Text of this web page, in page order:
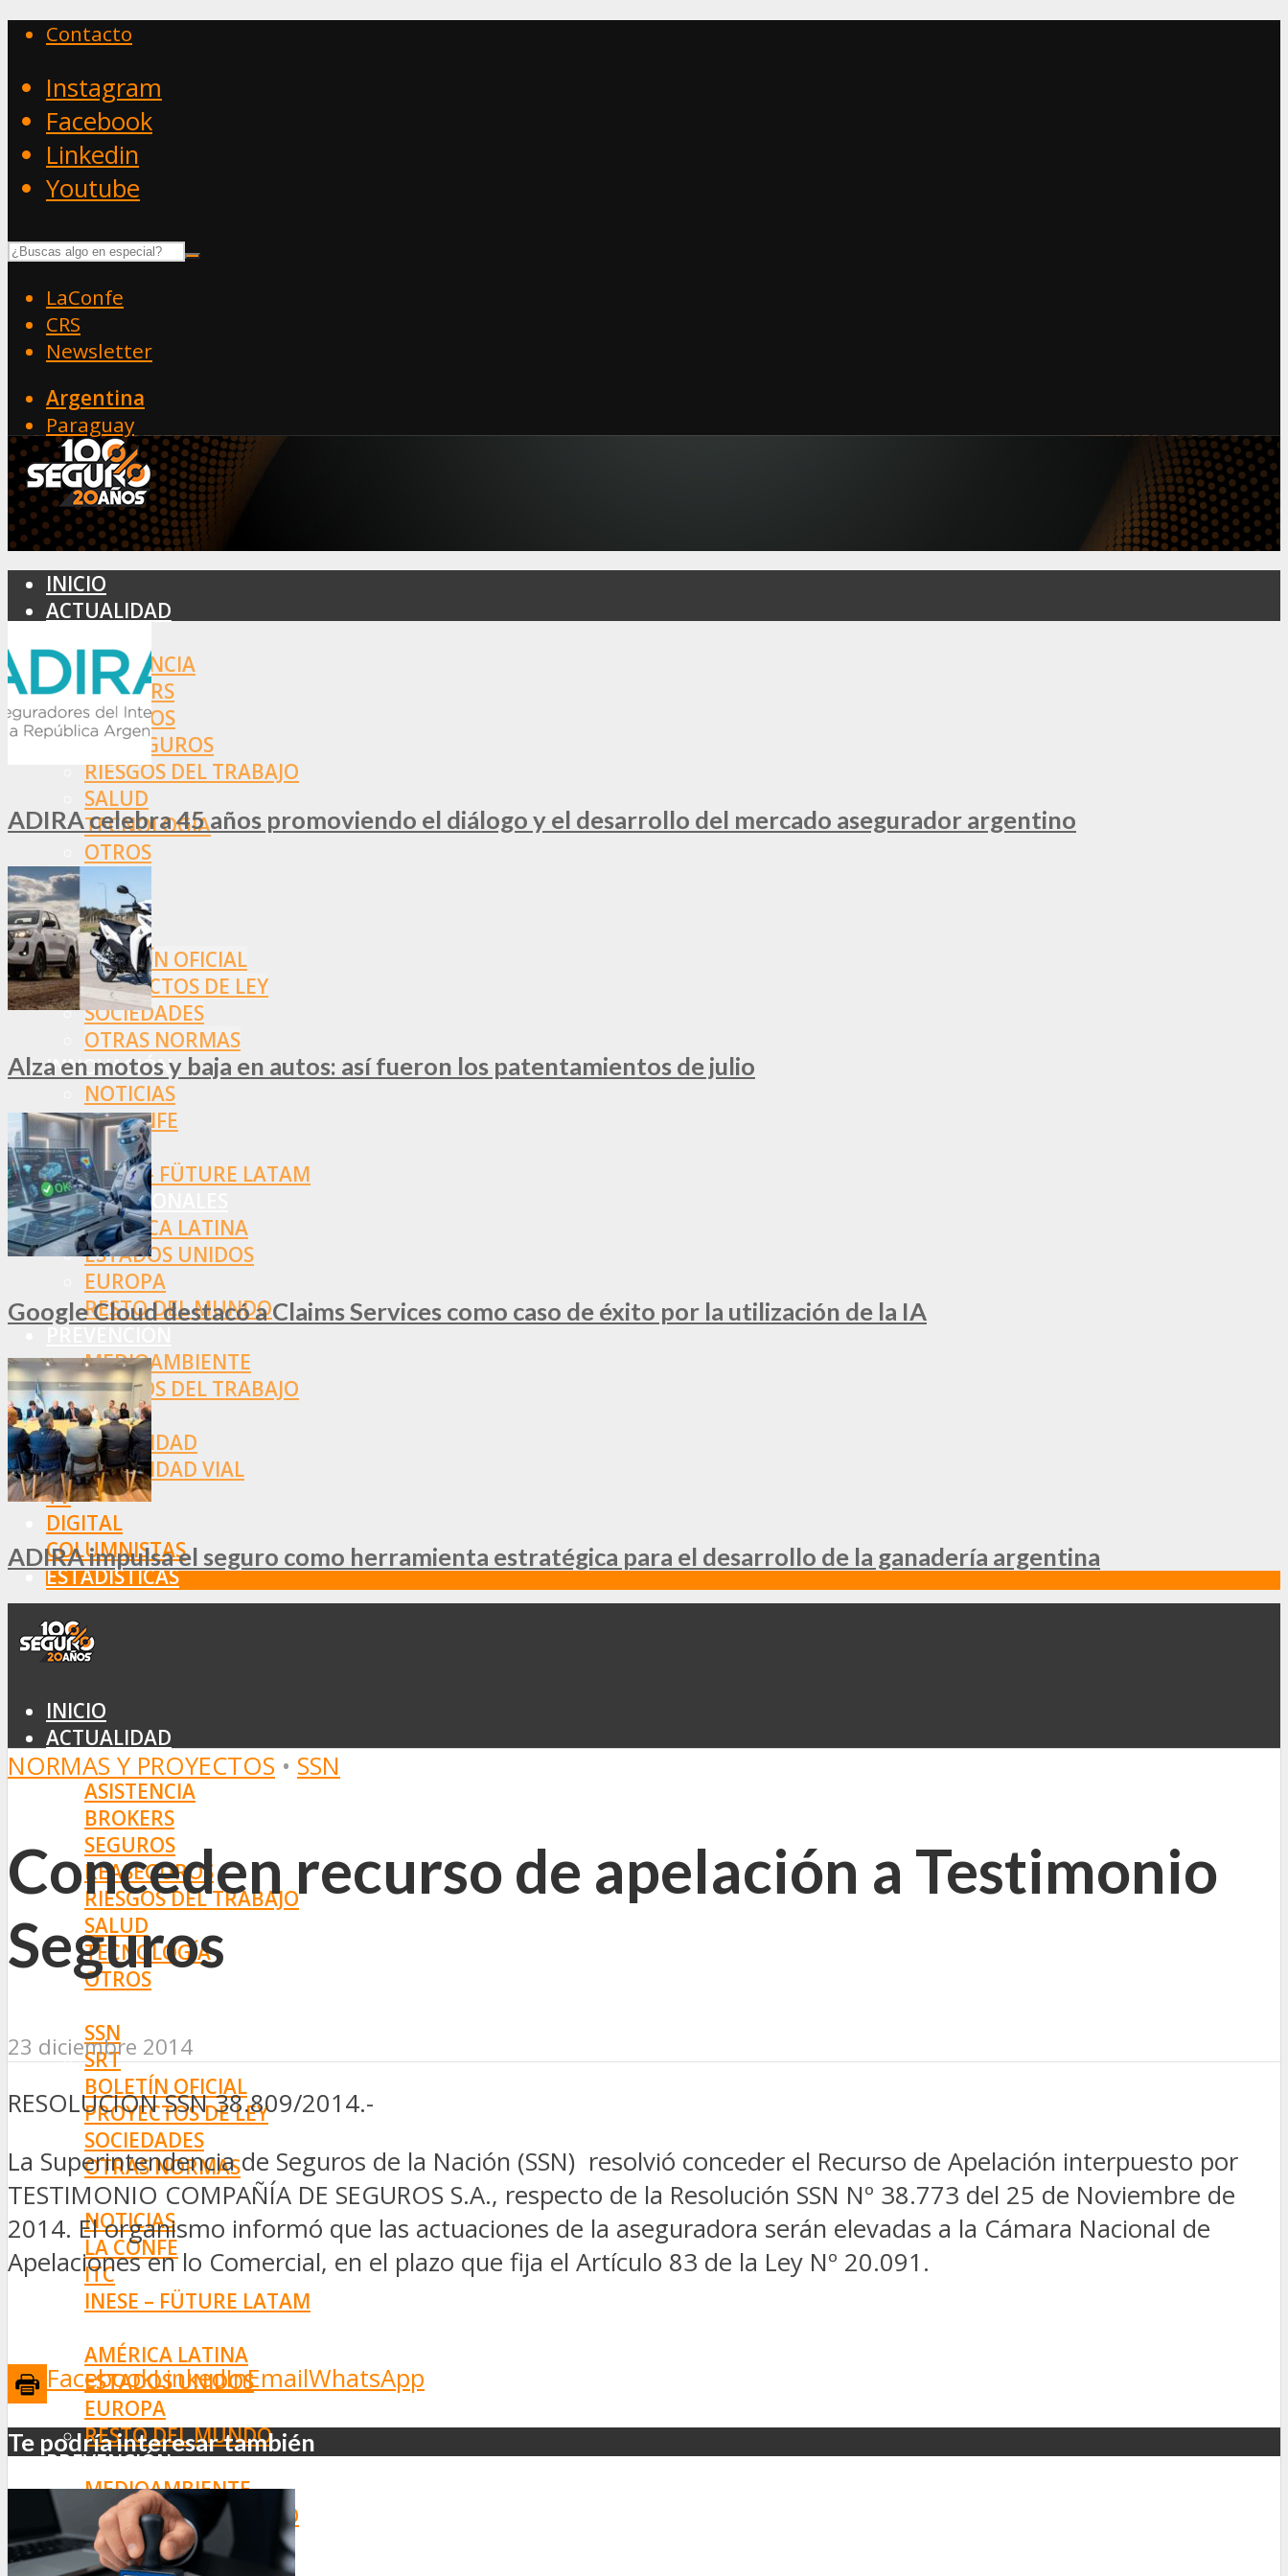
Contacto
Instagram
Facebook
Linkedin
Youtube
LaConfe
CRS
Newsletter
Argentina
Paraguay
INICIO
ACTUALIDAD
ASISTENCIA
BROKERS
SEGUROS
REASEGUROS
RIESGOS DEL TRABAJO
SALUD
TECNOLOGÍA
OTROS
NORMAS
SSN
SRT
BOLETÍN OFICIAL
PROYECTOS DE LEY
SOCIEDADES
OTRAS NORMAS
INNOVACIÓN
NOTICIAS
LA CONFE
ITC
INESE – FÜTURE LATAM
INTERNACIONALES
AMÉRICA LATINA
ESTADOS UNIDOS
EUROPA
RESTO DEL MUNDO
MEDIOAMBIENTE
RIESGOS DEL TRABAJO
SALUD
SEGURIDAD
SEGURIDAD VIAL
TV
DIGITAL
COLUMNISTAS
ESTADÍSTICAS
ADIRA celebra 45 años promoviendo el diálogo y el desarrollo del mercado asegurador argentino
Alza en motos y baja en autos: así fueron los patentamientos de julio
Google Cloud destacó a Claims Services como caso de éxito por la utilización de la IA
ADIRA impulsa el seguro como herramienta estratégica para el desarrollo de la ganadería argentina
INICIO
ACTUALIDAD
MERCADO
ASISTENCIA
BROKERS
SEGUROS
REASEGUROS
RIESGOS DEL TRABAJO
SALUD
TECNOLOGÍA
OTROS
SSN
SRT
BOLETÍN OFICIAL
PROYECTOS DE LEY
SOCIEDADES
OTRAS NORMAS
INNOVACIÓN
NOTICIAS
LA CONFE
ITC
INESE – FÜTURE LATAM
AMÉRICA LATINA
ESTADOS UNIDOS
EUROPA
RESTO DEL MUNDO
PREVENCIÓN
MEDIOAMBIENTE
RIESGOS DEL TRABAJO
SALUD
SEGURIDAD
NORMAS Y PROYECTOS • SSN
Conceden recurso de apelación a Testimonio
Seguros
23 diciembre 2014
RESOLUCION SSN 38.809/2014.-
La Superintendencia de Seguros de la Nación (SSN) resolvió conceder el Recurso de Apelación interpuesto por
TESTIMONIO COMPAÑÍA DE SEGUROS S.A., respecto de la Resolución SSN Nº 38.773 del 25 de Noviembre de
2014. El organismo informó que las actuaciones de la aseguradora serán elevadas a la Cámara Nacional de
Apelaciones en lo Comercial, en el plazo que fija el Artículo 83 de la Ley Nº 20.091.
FacebookLinkedInEmailWhatsApp
Te podría interesar también